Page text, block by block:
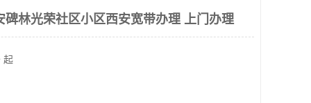
碑林光荣社区小区西安宽带办理 上门办理
起